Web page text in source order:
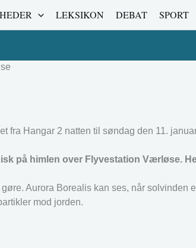
LEKSIKON DEBAT SPORT
fra Hangar 2 natten til søndag den 11.
på himlen over Flyvestation Værløse.
Aurora Borealis kan ses, når solvinden
mod jorden.